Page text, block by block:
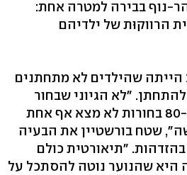
נוף בבירה למטרה אחת:
הרווקוּת של ילדיהם
שהילדים לא מתחתנים
"לא הגיוני שבחור
שנפגש כבר עם יותר מ-80 בחורות לא מצא אף אחת
שטח בורשטיין את הבעיה
"תיאורטית כולם
היא שהנוער נוטה להסתכל על